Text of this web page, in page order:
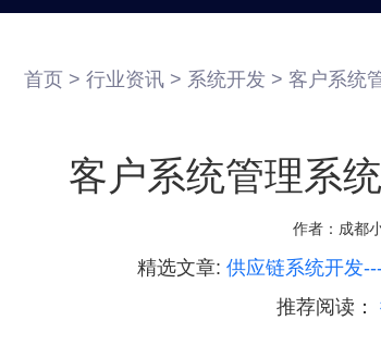
首页 > 行业资讯 > 系统开发 > 客户系统
客户系统管理系
作者： 成都
精选文章: 供应链系统开发
推荐阅读：